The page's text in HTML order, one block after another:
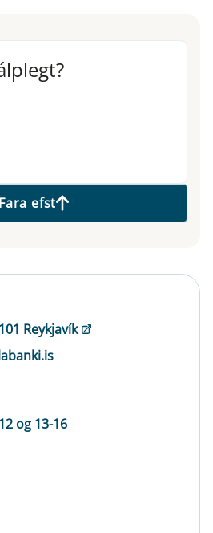
Fara efst
Reykjavík
og 13-16